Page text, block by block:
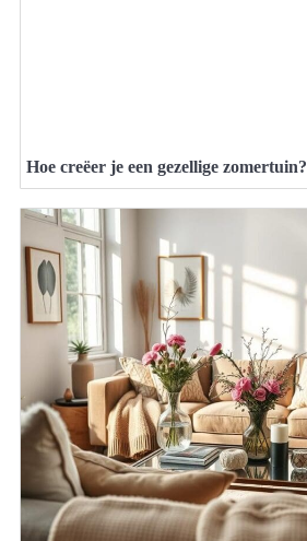
Hoe creëer je een gezellige zomertuin?